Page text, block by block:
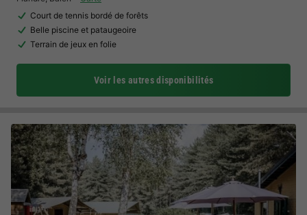
Court de tennis bordé de forêts
Belle piscine et pataugeoire
Terrain de jeux en folie
Voir les autres disponibilités